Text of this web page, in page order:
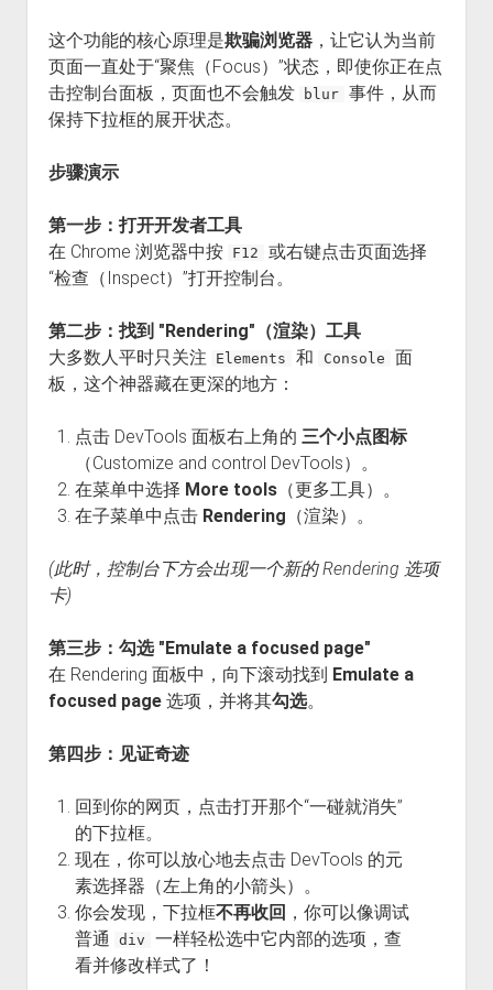
这个功能的核心原理是欺骗浏览器，让它认为当前
页面一直处于“聚焦（Focus）”状态，即使你正在点
击控制台面板，页面也不会触发
blur 事件，从而
保持下拉框的展开状态。
步骤演示
第一步：打开开发者工具
在 Chrome 浏览器中按 F12
或右键点击页面选择
“检查（Inspect）”打开控制台。
第二步：找到 "Rendering"（渲染）工具
大多数人平时只关注
Elements 和 Console
面
板，这个神器藏在更深的地方：
点击 DevTools 面板右上角的 三个小点图标
（Customize and control DevTools）。
在菜单中选择 More tools（更多工具）。
在子菜单中点击 Rendering （渲染）。
(此时，控制台下方会出现一个新的 Rendering 选项
卡)
第三步：勾选 "Emulate a focused page"
在 Rendering 面板中，向下滚动找到 Emulate a
focused page选项，并将其勾选。
第四步：见证奇迹
回到你的网页，点击打开那个“一碰就消失”
的下拉框。
现在，你可以放心地去点击 DevTools 的元
素选择器（左上角的小箭头）。
你会发现，下拉框不再收回 ，你可以像调试
普通
div
一样轻松选中它内部的选项，查
看并修改样式了！